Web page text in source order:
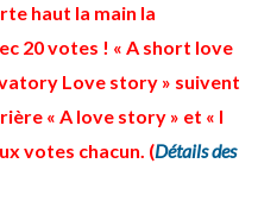
haut la main la
20 votes ! « A short love
Love story » suivent
« A love story » et « I
votes chacun. (Détails des